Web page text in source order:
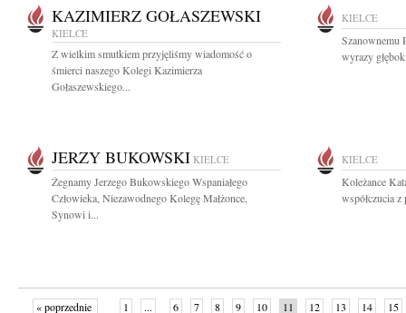
KAZIMIERZ GOŁASZEWSKI
KIELCE
Z wielkim smutkiem przyjęliśmy wiadomość o
śmierci naszego Kolegi Kazimierza
Gołaszewskiego...
KIELCE
Szanownemu
wyrazy
JERZY BUKOWSKI KIELCE
Żegnamy Jerzego Bukowskiego Wspaniałego
Człowieka, Niezawodnego Kolegę Małżonce,
Synowi i...
KIELCE
Koleżance
współczucia
« poprzednie 1 ... 6 7 8 9 10 11 12 13 14 15